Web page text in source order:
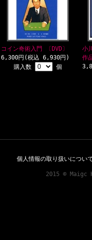
コイン奇術入門 〔DVD〕
6,300円(税込 6,930円)
購入数
個
小
作
個人情報の取り扱いについ
2015 © Maigc